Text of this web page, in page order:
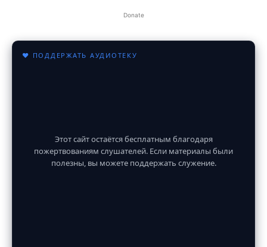
Donate
♥ ПОДДЕРЖАТЬ АУДИОТЕКУ
Этот сайт остаётся бесплатным благодаря
пожертвованиям слушателей. Если материалы были
полезны, вы можете поддержать служение.